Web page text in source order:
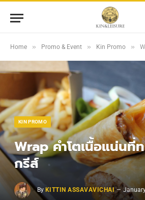
Home » Promo & Event » Kin Promo »
KIN PROMO
Wrap คำโตเนื้อแน่นที่
กรีส์
By KITTIN ASSAVAVICHAI